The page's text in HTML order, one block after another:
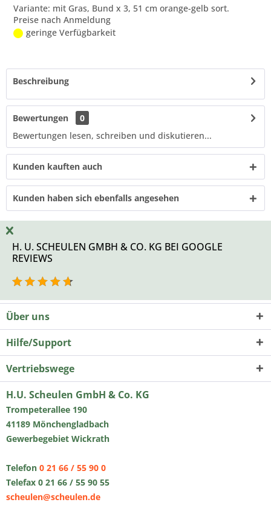
Variante: mit Gras, Bund x 3, 51 cm orange-gelb sort.
Preise nach Anmeldung
geringe Verfügbarkeit
Beschreibung
Bewertungen
0
Bewertungen lesen, schreiben und diskutieren...
Kunden kauften auch
Kunden haben sich ebenfalls angesehen
H. U. SCHEULEN GMBH & CO. KG BEI GOOGLE
REVIEWS
Über uns
Hilfe/Support
Vertriebswege
H.U. Scheulen GmbH & Co. KG
Trompeterallee 190
41189 Mönchengladbach
Gewerbegebiet Wickrath
Telefon 0 21 66 / 55 90 0
Telefax 0 21 66 / 55 90 55
scheulen@scheulen.de